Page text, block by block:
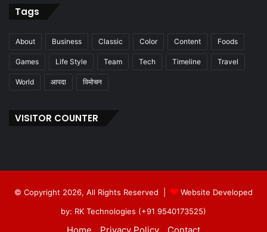
Tags
About Business Classic Color Content Foods
Games Life Style Team Tech Timeline Travel
World आपदा विमोचन
VISITOR COUNTER
© Copyright 2026, All Rights Reserved |
Website Developed
by: RK Technologies (+91 9540173525)